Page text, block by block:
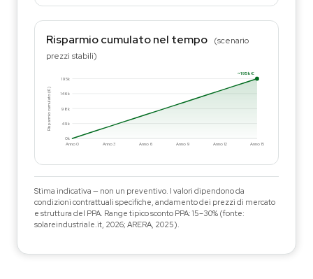
Risparmio cumulato nel tempo
(scenario
prezzi stabili)
0k
49k
98k
146k
195k
Anno 0 Anno 3 Anno 6 Anno 9 Anno 12 Anno 15
~195k €
Risparmio cumulato (€)
Stima indicativa — non un preventivo. I valori dipendono da
condizioni contrattuali specifiche, andamento dei prezzi di mercato
e struttura del PPA. Range tipico sconto PPA: 15–30% (fonte:
solareindustriale.it, 2026; ARERA, 2025).